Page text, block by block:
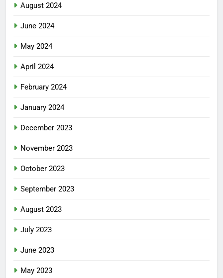
August 2024
June 2024
May 2024
April 2024
February 2024
January 2024
December 2023
November 2023
October 2023
September 2023
August 2023
July 2023
June 2023
May 2023